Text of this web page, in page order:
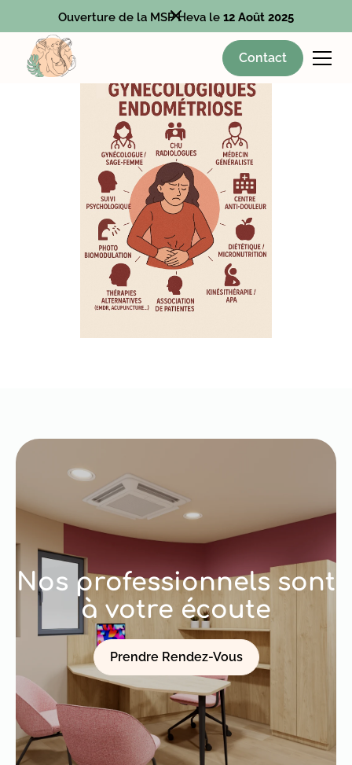
Ouverture de la MSP Heva le 12 Août 2025
Contact
Nos professionnels sont
à votre écoute
Prendre Rendez-Vous